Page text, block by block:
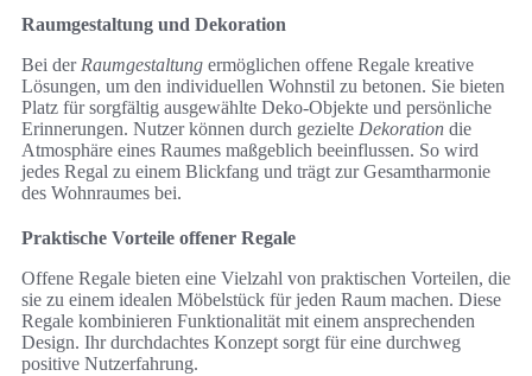
Raumgestaltung und Dekoration
Bei der Raumgestaltung ermöglichen offene Regale kreative
Lösungen, um den individuellen Wohnstil zu betonen. Sie bieten
Platz für sorgfältig ausgewählte Deko-Objekte und persönliche
Erinnerungen. Nutzer können durch gezielte Dekoration die
Atmosphäre eines Raumes maßgeblich beeinflussen. So wird
jedes Regal zu einem Blickfang und trägt zur Gesamtharmonie
des Wohnraumes bei.
Praktische Vorteile offener Regale
Offene Regale bieten eine Vielzahl von praktischen Vorteilen, die
sie zu einem idealen Möbelstück für jeden Raum machen. Diese
Regale kombinieren Funktionalität mit einem ansprechenden
Design. Ihr durchdachtes Konzept sorgt für eine durchweg
positive Nutzerfahrung.